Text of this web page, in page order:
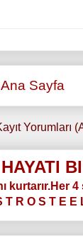
Ana Sayfa
Yorumları
HAYATI
T R O S T E E